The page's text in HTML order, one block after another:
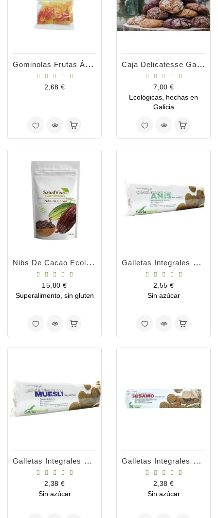
Gominolas Frutas Ácidas De Goma 75gr
Precio
2,68 €
Caja Delicatesse Galletas Burganas
Precio
7,00 €
Ecológicas, hechas en
Galicia
Nibs De Cacao Ecológicos 250gr
Precio
15,80 €
Superalimento, sin gluten
Galletas Integrales Con Anís 165g
Precio
2,55 €
Sin azúcar
Galletas Integrales Con Muesli 165gr
Precio
2,38 €
Sin azúcar
Galletas Integrales Con Sésamo 165gr
Precio
2,38 €
Sin azúcar